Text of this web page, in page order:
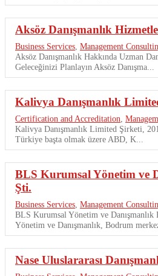
Aksöz Danışmanlık
Business Services Management
Aksöz Danışmanlık Hakkında Uzman
Geleceğinizi Planlayın Aksöz Danışma...
Kalivya Danışmanlık
Certification and Accreditation
Kalivya Danışmanlık Limited Şirketi,
Türkiye başta olmak üzere ABD, K...
BLS Kurumsal Yönetim ve
Şti.
Business Services Management
BLS Kurumsal Yönetim ve Danışmanlık
Yönetim ve Danışmanlık, Bodrum
Nase Uluslararası